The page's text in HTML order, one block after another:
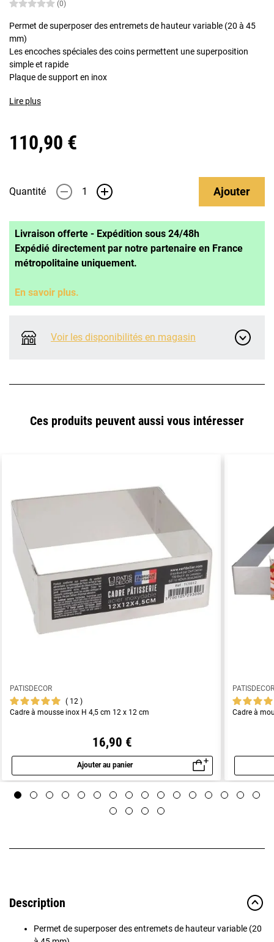
(0)
Permet de superposer des entremets de hauteur variable (20 à 45
mm)
Les encoches spéciales des coins permettent une superposition
simple et rapide
Plaque de support en inox
Lire plus
110,90 €
Quantité - + Ajouter
Livraison offerte - Expédition sous 24/48h
Expédié directement par notre partenaire en France
métropolitaine uniquement.
En savoir plus.
Voir les disponibilités en magasin
Ces produits peuvent aussi vous intéresser
PATISDECOR
12
Cadre à mousse inox H 4,5 cm 12 x 12 cm
16,90 €
Ajouter au panier
Aperçu rapide
Cadre à
Description
Permet de superposer des entremets de hauteur variable (20